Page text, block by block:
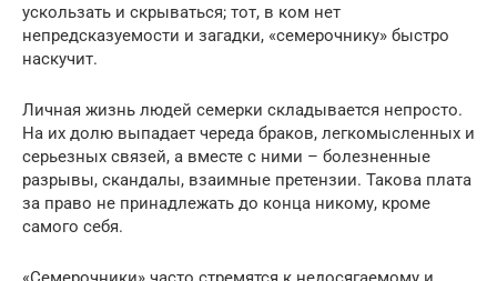
ускользать и скрываться; тот, в ком нет
непредсказуемости и загадки, «семерочнику» быстро
наскучит.
Личная жизнь людей семерки складывается непросто.
На их долю выпадает череда браков, легкомысленных и
серьезных связей, а вместе с ними – болезненные
разрывы, скандалы, взаимные претензии. Такова плата
за право не принадлежать до конца никому, кроме
самого себя.